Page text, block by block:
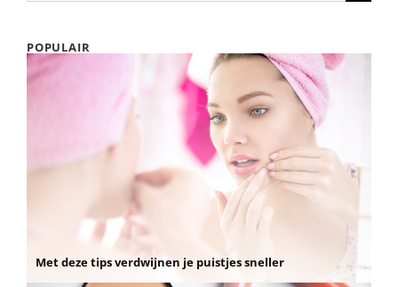
POPULAIR
Met deze tips verdwijnen je puistjes sneller